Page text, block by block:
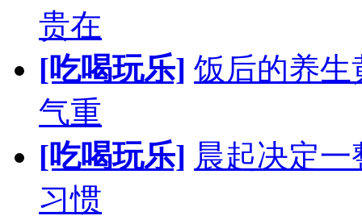
贵在
[吃喝玩乐] 饭后的养生
气重
[吃喝玩乐] 晨起决定
习惯